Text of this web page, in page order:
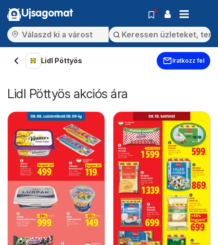
Ujsagomat
Lidl Pöttyös Iratkozz fel
Lidl Pöttyös akciós ára